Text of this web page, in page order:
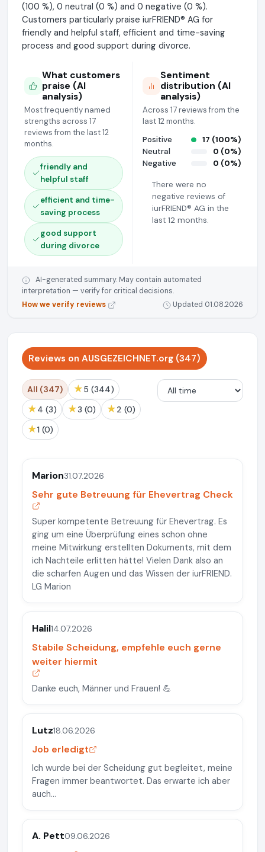
(100 %), 0 neutral (0 %) and 0 negative (0 %).
Customers particularly praise iurFRIEND® AG for
friendly and helpful staff, efficient and time-saving
process and good support during divorce.
What customers
praise (AI
analysis)
Most frequently named
strengths across 17
reviews from the last 12
months.
friendly and
helpful staff
efficient and time-
saving process
good support
during divorce
Sentiment
distribution (AI
analysis)
Across 17 reviews from the
last 12 months.
Positive
17 (100%)
Neutral
0 (0%)
Negative
0 (0%)
There were no
negative reviews of
iurFRIEND® AG in the
last 12 months.
AI-generated summary. May contain automated
interpretation — verify for critical decisions.
How we verify reviews
Updated 01.08.2026
Reviews on AUSGEZEICHNET.org (347)
All (347) ★ 5 (344)
★ 4 (3) ★ 3 (0) ★ 2 (0)
★ 1 (0)
Marion31.07.2026
Sehr gute Betreuung für Ehevertrag Check
Super kompetente Betreuung für Ehevertrag. Es
ging um eine Überprüfung eines schon ohne
meine Mitwirkung erstellten Dokuments, mit dem
ich Nachteile erlitten hätte! Vielen Dank also an
die scharfen Augen und das Wissen der iurFRIEND.
LG Marion
Halil14.07.2026
Stabile Scheidung, empfehle euch gerne
weiter hiermit
Danke euch, Männer und Frauen! 💪
Lutz18.06.2026
Job erledigt
Ich wurde bei der Scheidung gut begleitet, meine
Fragen immer beantwortet. Das erwarte ich aber
auch...
A. Pett09.06.2026